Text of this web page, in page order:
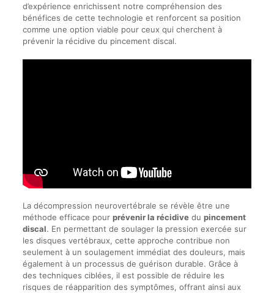
d’expérience enrichissent notre compréhension des
bénéfices de cette technologie et renforcent sa position
comme une option viable pour ceux qui cherchent à
prévenir la récidive du pincement discal.
La décompression neurovertébrale se révèle être une
méthode efficace pour prévenir la récidivedu pincement
discal. En permettant de soulager la pression exercée sur
les disques vertébraux, cette approche contribue non
seulement à un soulagement immédiat des douleurs, mais
également à un processus de guérison durable. Grâce à
des techniques ciblées, il est possible de réduire les
risques de réapparition des symptômes, offrant ainsi aux